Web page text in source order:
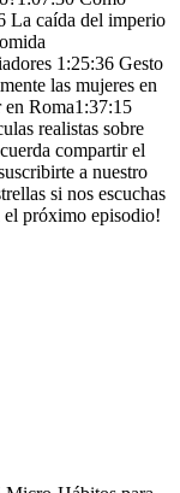
La caída del imperio
1:25:36 Gesto
las mujeres en
en Roma1:37:15
realistas sobre
compartir el
a nuestro
si nos escuchas
el próximo episodio!